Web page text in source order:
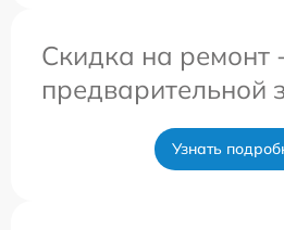
Скидка на ремонт
предварительной
Узнать